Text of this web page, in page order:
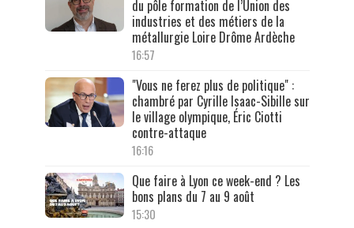
du pôle formation de l’Union des
industries et des métiers de la
métallurgie Loire Drôme Ardèche
16:57
"Vous ne ferez plus de politique" :
chambré par Cyrille Isaac-Sibille sur
le village olympique, Éric Ciotti
contre-attaque
16:16
Que faire à Lyon ce week-end ? Les
bons plans du 7 au 9 août
15:30